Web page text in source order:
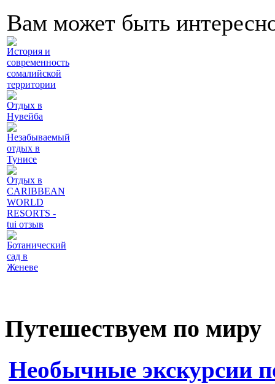
Вам может быть
История и
современность
сомалийской
территории
Отдых в
Нувейба
Незабываемый
отдых в
Тунисе
Отдых в
CARIBBEAN
WORLD
RESORTS -
tui отзыв
Ботанический
сад в
Женеве
Путешествуем по миру
Необычные экскурсии